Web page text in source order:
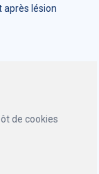
lésion
de cookies